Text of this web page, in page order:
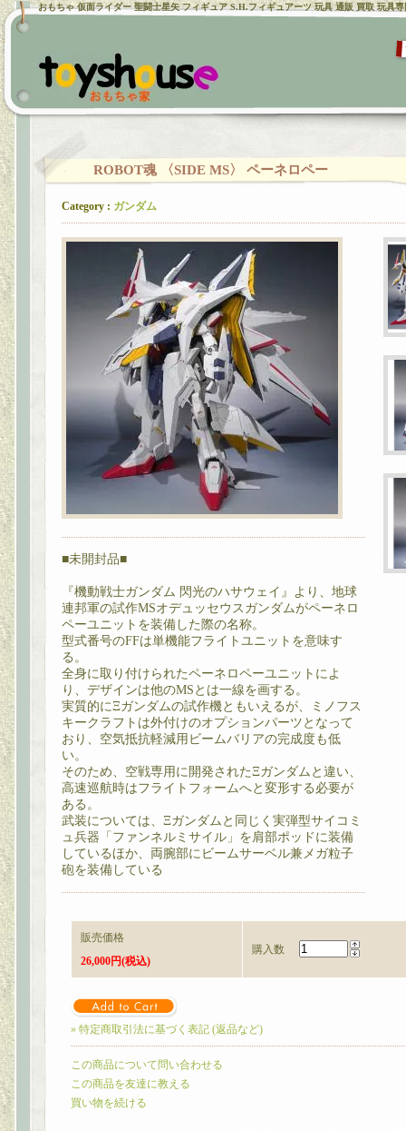
おもちゃ 仮面ライダー 聖闘士星矢 フィギュア S.H.フィギュアーツ 玩具 通販 買取 玩具
ROBOT魂 〈SIDE MS〉 ペーネロペー
Category : ガンダム
■未開封品■
『機動戦士ガンダム 閃光のハサウェイ』より、地球
連邦軍の試作MSオデュッセウスガンダムがペーネロ
ペーユニットを装備した際の名称。
型式番号のFFは単機能フライトユニットを意味す
る。
全身に取り付けられたペーネロペーユニットによ
り、デザインは他のMSとは一線を画する。
実質的にΞガンダムの試作機ともいえるが、ミノフス
キークラフトは外付けのオプションパーツとなって
おり、空気抵抗軽減用ビームバリアの完成度も低
い。
そのため、空戦専用に開発されたΞガンダムと違い、
高速巡航時はフライトフォームへと変形する必要が
ある。
武装については、Ξガンダムと同じく実弾型サイコミ
ュ兵器「ファンネルミサイル」を肩部ポッドに装備
しているほか、両腕部にビームサーベル兼メガ粒子
砲を装備している
販売価格
26,000円(税込)
購入数
» 特定商取引法に基づく表記 (返品など)
この商品について問い合わせる
この商品を友達に教える
買い物を続ける